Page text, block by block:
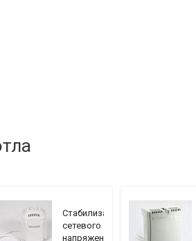
Стабилизатор
сетевого
напряжения